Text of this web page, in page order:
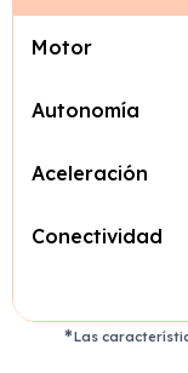
Motor
Autonomía
Aceleración
Conectividad
Las